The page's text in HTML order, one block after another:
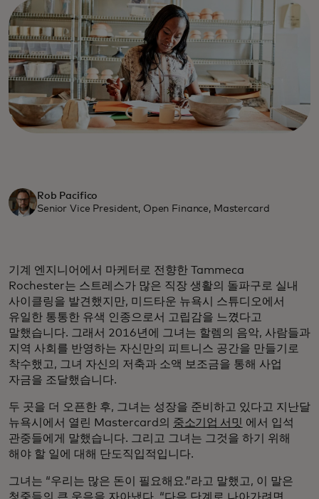
Rob Pacifico
Senior Vice President, Open Finance, Mastercard
기계 엔지니어에서 마케터로 전향한 Tammeca
Rochester는 스트레스가 많은 직장 생활의 돌파구로 실내
사이클링을 발견했지만, 미드타운 뉴욕시 스튜디오에서
유일한 통통한 유색 인종으로서 고립감을 느꼈다고
말했습니다. 그래서 2016년에 그녀는 할렘의 음악, 사람들과
지역 사회를 반영하는 자신만의 피트니스 공간을 만들기로
착수했고, 그녀 자신의 저축과 소액 보조금을 통해 사업
자금을 조달했습니다.
두 곳을 더 오픈한 후, 그녀는 성장을 준비하고 있다고 지난달
뉴욕시에서 열린 Mastercard의 중소기업 서밋 에서 입석
관중들에게 말했습니다. 그리고 그녀는 그것을 하기 위해
해야 할 일에 대해 단도직입적입니다.
그녀는 “우리는 많은 돈이 필요해요.”라고 말했고, 이 말은